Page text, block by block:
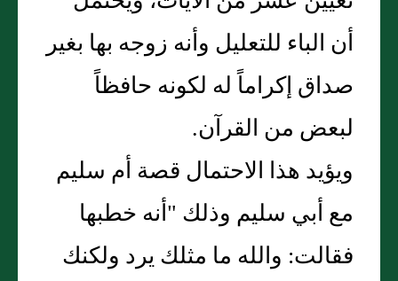
أن الباء للتعليل وأنه زوجه بها بغير
صداق إكراماً له لكونه حافظاً
لبعض من القرآن.
ويؤيد هذا الاحتمال قصة أم سليم
مع أبي سليم وذلك "أنه خطبها
فقالت: والله ما مثلك يرد ولكنك